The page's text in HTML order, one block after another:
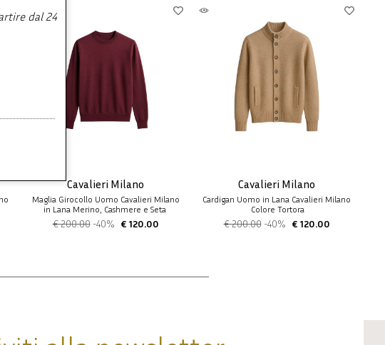
Cavalieri Milano
Maglia Girocollo Uomo Cavalieri Milano
in Lana Merino, Cashmere e Seta 
Bordeaux
€ 200.00 -40% € 120.00
Cavalieri Milano
Cardigan Uomo in Lana Cavalieri Milano
 Colore Tortora
€ 200.00 -40% € 120.00
dal 24